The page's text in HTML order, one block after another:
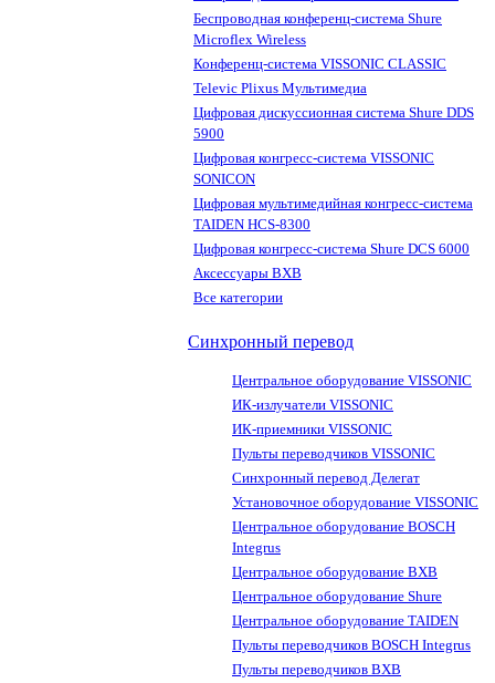
Беспроводная конференц-система Shure
Microflex Wireless
Конференц-система VISSONIC CLASSIC
Televic Plixus Мультимедиа
Цифровая дискуссионная система Shure DDS
5900
Цифровая конгресс-система VISSONIC
SONICON
Цифровая мультимедийная конгресс-система
TAIDEN HCS-8300
Цифровая конгресс-система Shure DCS 6000
Аксессуары BXB
Все категории
Синхронный перевод
Центральное оборудование VISSONIC
ИК-излучатели VISSONIC
ИК-приемники VISSONIC
Пульты переводчиков VISSONIC
Синхронный перевод Делегат
Установочное оборудование VISSONIC
Центральное оборудование BOSCH
Integrus
Центральное оборудование BXB
Центральное оборудование Shure
Центральное оборудование TAIDEN
Пульты переводчиков BOSCH Integrus
Пульты переводчиков BXB